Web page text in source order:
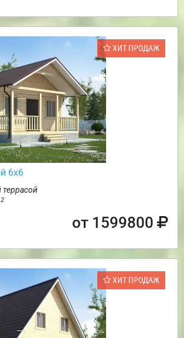
ХИТ ПРОДАЖ
6х6
террасой
2
от 1599800
ХИТ ПРОДАЖ